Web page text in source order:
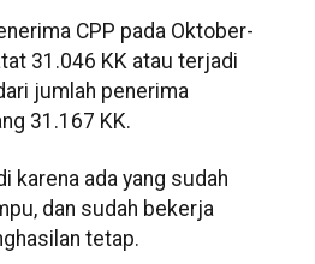
CPP pada Oktober-
31.046 KK atau terjadi
jumlah penerima
31.167 KK.
karena ada yang sudah
dan sudah bekerja
tetap.